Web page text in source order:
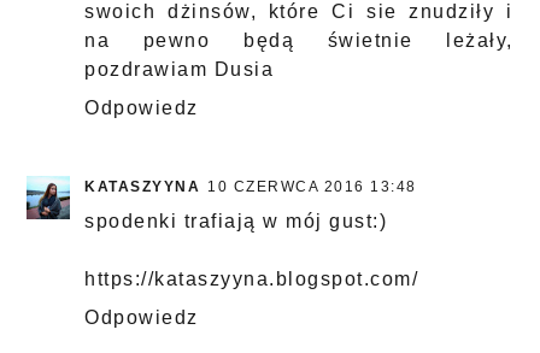
swoich dżinsów, które Ci sie znudziły i
na pewno będą świetnie leżały,
pozdrawiam Dusia
Odpowiedz
KATASZYYNA 10 CZERWCA 2016 13:48
spodenki trafiają w mój gust:)
https://kataszyyna.blogspot.com/
Odpowiedz